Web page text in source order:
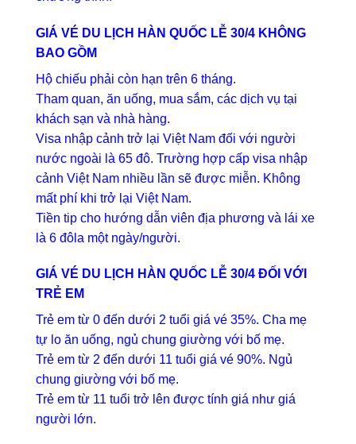
GIÁ VÉ DU LỊCH HÀN QUỐC LỄ 30/4 KHÔNG
BAO GỒM
Hộ chiếu phải còn hạn trên 6 tháng.
Tham quan, ăn uống, mua sắm, các dịch vụ tại
khách sạn và nhà hàng.
Visa nhập cảnh trở lại Việt Nam đối với người
nước ngoài là 65 đô. Trường hợp cấp visa nhập
cảnh Việt Nam nhiều lần sẽ được miễn. Không
mất phí khi trở lại Việt Nam.
Tiền tip cho hướng dẫn viên địa phương và lái xe
là 6 đôla một ngày/người.
GIÁ VÉ DU LỊCH HÀN QUỐC LỄ 30/4 ĐỐI VỚI
TRẺ EM
Trẻ em từ 0 đến dưới 2 tuổi giá vé 35%. Cha mẹ
tự lo ăn uống, ngủ chung giường với bố mẹ.
Trẻ em từ 2 đến dưới 11 tuổi giá vé 90%. Ngủ
chung giường với bố mẹ.
Trẻ em từ 11 tuổi trở lên được tính giá như giá
người lớn.